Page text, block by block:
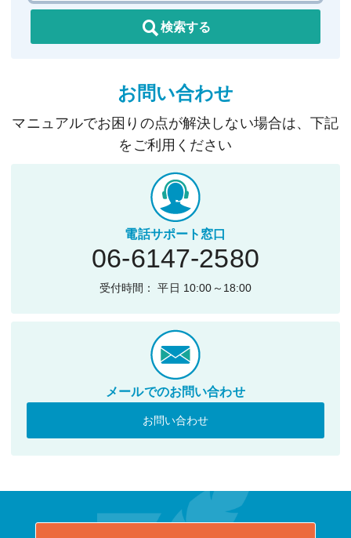
検索する
お問い合わせ
マニュアルでお困りの点が解決しない場合は、下記
をご利用ください
電話サポート窓口
06-6147-2580
受付時間： 平日 10:00～18:00
メールでのお問い合わせ
お問い合わせ